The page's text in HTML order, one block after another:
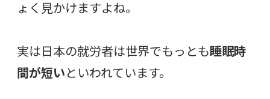
ょく見かけますよね。
実は日本の就労者は世界でもっとも睡眠時
間が短い といわれています。